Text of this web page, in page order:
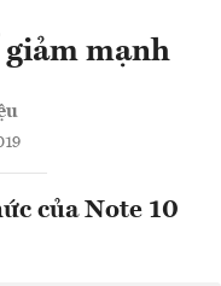
giảm mạnh
của Note 10